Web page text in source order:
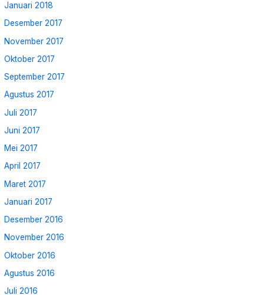
Januari 2018
Desember 2017
November 2017
Oktober 2017
September 2017
Agustus 2017
Juli 2017
Juni 2017
Mei 2017
April 2017
Maret 2017
Januari 2017
Desember 2016
November 2016
Oktober 2016
Agustus 2016
Juli 2016